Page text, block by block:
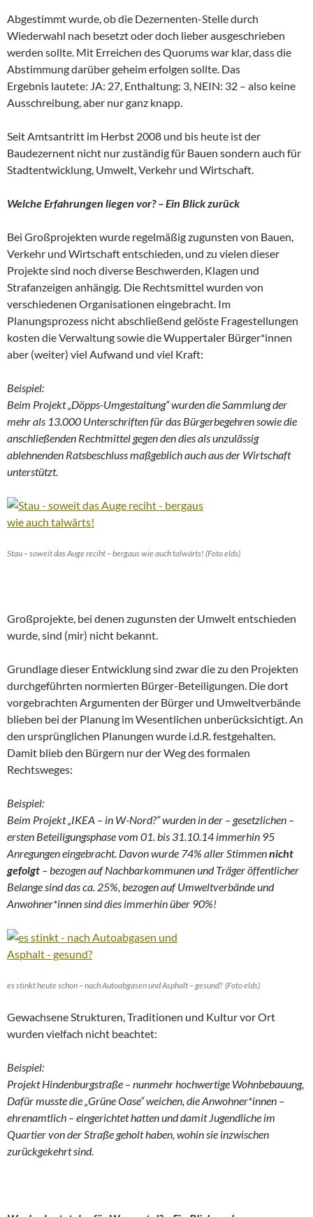
Abgestimmt wurde, ob die Dezernenten-Stelle durch
Wiederwahl nach besetzt oder doch lieber ausgeschrieben
werden sollte. Mit Erreichen des Quorums war klar, dass die
Abstimmung darüber geheim erfolgen sollte. Das
Ergebnis lautete: JA: 27, Enthaltung: 3, NEIN: 32 – also keine
Ausschreibung, aber nur ganz knapp.
Seit Amtsantritt im Herbst 2008 und bis heute ist der
Baudezernent nicht nur zuständig für Bauen sondern auch für
Stadtentwicklung, Umwelt, Verkehr und Wirtschaft.
Welche Erfahrungen liegen vor? – Ein Blick zurück
Bei Großprojekten wurde regelmäßig zugunsten von Bauen,
Verkehr und Wirtschaft entschieden, und zu vielen dieser
Projekte sind noch diverse Beschwerden, Klagen und
Strafanzeigen anhängig. Die Rechtsmittel wurden von
verschiedenen Organisationen eingebracht. Im
Planungsprozess nicht abschließend gelöste Fragestellungen
kosten die Verwaltung sowie die Wuppertaler Bürger*innen
aber (weiter) viel Aufwand und viel Kraft:
Beispiel:
Beim Projekt „Döpps-Umgestaltung“ wurden die Sammlung der
mehr als 13.000 Unterschriften für das Bürgerbegehren sowie die
anschließenden Rechtmittel gegen den dies als unzulässig
ablehnenden Ratsbeschluss maßgeblich auch aus der Wirtschaft
unterstützt.
Stau – soweit das Auge reciht – bergaus wie auch talwärts! (Foto elds)
Großprojekte, bei denen zugunsten der Umwelt entschieden
wurde, sind (mir) nicht bekannt.
Grundlage dieser Entwicklung sind zwar die zu den Projekten
durchgeführten normierten Bürger-Beteiligungen. Die dort
vorgebrachten Argumenten der Bürger und Umweltverbände
blieben bei der Planung im Wesentlichen unberücksichtigt. An
den ursprünglichen Planungen wurde i.d.R. festgehalten.
Damit blieb den Bürgern nur der Weg des formalen
Rechtsweges:
Beispiel:
Beim Projekt „IKEA – in W-Nord?“ wurden in der – gesetzlichen –
ersten Beteiligungsphase vom 01. bis 31.10.14 immerhin 95
Anregungen eingebracht. Davon wurde 74% aller Stimmennicht
gefolgt – bezogen auf Nachbarkommunen und Träger öffentlicher
Belange sind das ca. 25%, bezogen auf Umweltverbände und
Anwohner*innen sind dies immerhin über 90%!
es stinkt heute schon – nach Autoabgasen und Asphalt – gesund? (Foto elds)
Gewachsene Strukturen, Traditionen und Kultur vor Ort
wurden vielfach nicht beachtet:
Beispiel:
Projekt Hindenburgstraße – nunmehr hochwertige Wohnbebauung,
Dafür musste die „Grüne Oase“ weichen, die Anwohner*innen –
ehrenamtlich – eingerichtet hatten und damit Jugendliche im
Quartier von der Straße geholt haben, wohin sie inzwischen
zurückgekehrt sind.